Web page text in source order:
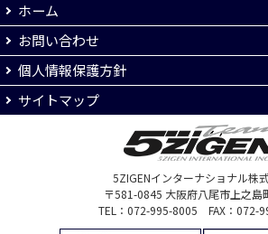
ホーム
お問い合わせ
個人情報保護方針
サイトマップ
5ZIGENインターナショナル株
〒581-0845 大阪府八尾市上之島
TEL：072-995-8005 FAX：072-